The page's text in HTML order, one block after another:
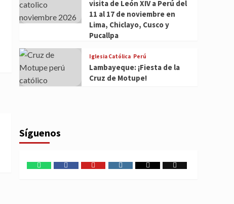
visita de León XIV a Perú del
11 al 17 de noviembre en
Lima, Chiclayo, Cusco y
Pucallpa
Iglesia Católica Perú
Lambayeque: ¡Fiesta de la
Cruz de Motupe!
Síguenos
WhatsAppFacebookYoutubeInstagram
X TikTok